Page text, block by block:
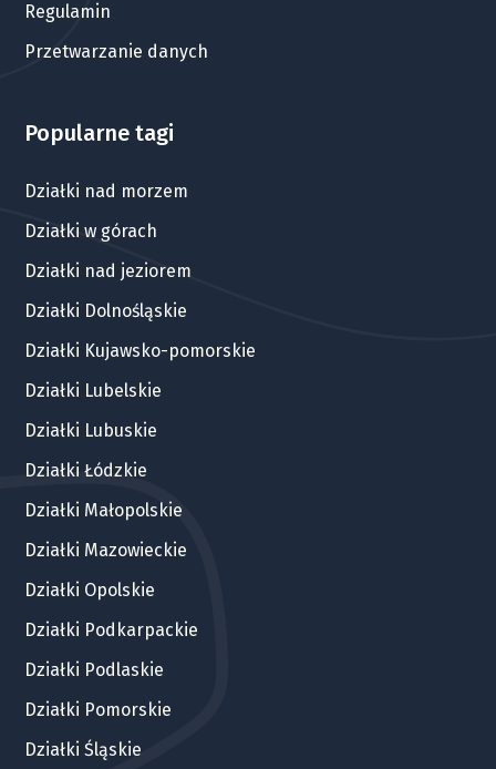
Regulamin
Przetwarzanie danych
Popularne tagi
Działki nad morzem
Działki w górach
Działki nad jeziorem
Działki Dolnośląskie
Działki Kujawsko-pomorskie
Działki Lubelskie
Działki Lubuskie
Działki Łódzkie
Działki Małopolskie
Działki Mazowieckie
Działki Opolskie
Działki Podkarpackie
Działki Podlaskie
Działki Pomorskie
Działki Śląskie